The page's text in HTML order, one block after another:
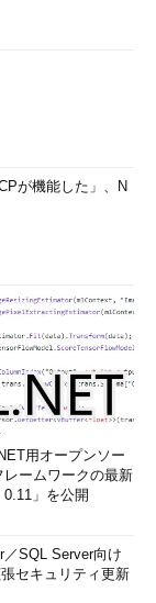
が機能した」、N
用オープンソー
レームワークの最新
」を公開
SQL Server向け
セキュリティ更新